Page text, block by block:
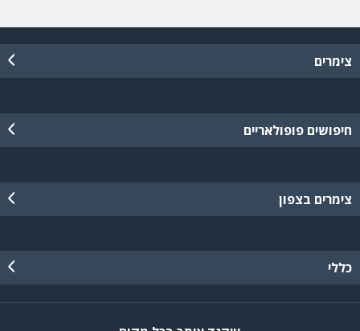
צימרים
חיפושים פופולאריים
צימרים בצפון
כללי